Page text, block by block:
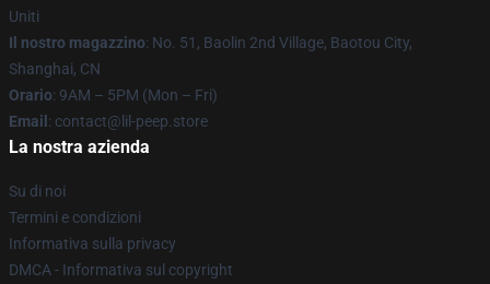
Uniti
Il nostro magazzino: No. 51, Baolin 2nd Village, Baotou City,
Shanghai, CN
Orario: 9AM – 5PM (Mon – Fri)
Email : contact@lil-peep.store
La nostra azienda
Su di noi
Termini e condizioni
Informativa sulla privacy
DMCA - Informativa sul copyright